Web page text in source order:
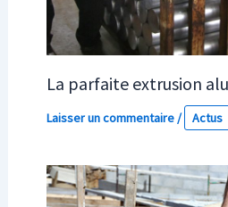
La parfaite extrusion
Laisser un commentaire/ Actus